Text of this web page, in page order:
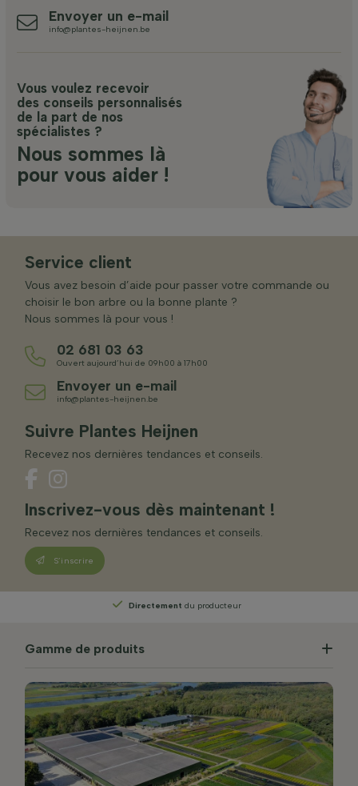
Envoyer un e-mail
info@plantes-heijnen.be
Vous voulez recevoir
des conseils personnalisés
de la part de nos
spécialistes ?
Nous sommes là
pour vous aider !
Service client
Vous avez besoin d’aide pour passer votre commande ou
choisir le bon arbre ou la bonne plante ?
Nous sommes là pour vous !
02 681 03 63
Ouvert aujourd’hui de 09h00 à 17h00
Envoyer un e-mail
info@plantes-heijnen.be
Suivre Plantes Heijnen
Recevez nos dernières tendances et conseils.
Inscrivez-vous dès maintenant !
Recevez nos dernières tendances et conseils.
S’inscrire
Directement du producteur
Gamme de produits